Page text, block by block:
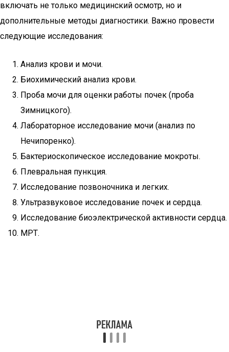
включать не только медицинский осмотр, но и
дополнительные методы диагностики. Важно провести
следующие исследования:
Анализ крови и мочи.
Биохимический анализ крови.
Проба мочи для оценки работы почек (проба
Зимницкого).
Лабораторное исследование мочи (анализ по
Нечипоренко).
Бактериоскопическое исследование мокроты.
Плевральная пункция.
Исследование позвоночника и легких.
Ультразвуковое исследование почек и сердца.
Исследование биоэлектрической активности сердца.
МРТ.